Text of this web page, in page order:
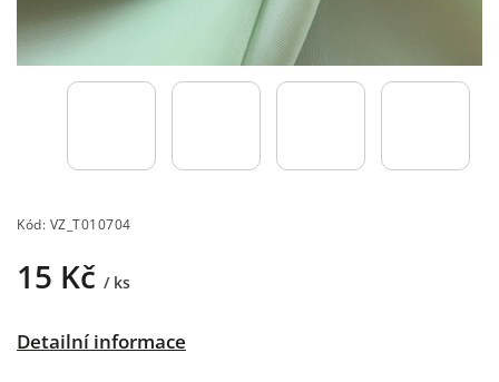
Kód: VZ_T010704
15 Kč / ks
Detailní informace